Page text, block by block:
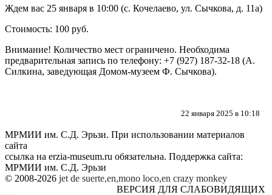
Ждем вас 25 января в 10:00 (с. Кочелаево, ул. Сычкова, д. 11а)
Стоимость: 100 руб.
Внимание! Количество мест ограничено. Необходима
предварительная запись по телефону: +7 (927) 187-32-18 (А.
Силкина, заведующая Домом-музеем Ф. Сычкова).
22 января 2025 в 10:18
МРМИИ им. С.Д. Эрьзи. При использовании материалов
сайта
ссылка на erzia-museum.ru обязательна. Поддержка сайта:
МРМИИ им. С.Д. Эрьзи
© 2008-2026 jet de suerte,en,mono loco,en crazy monkey
ВЕРСИЯ ДЛЯ СЛАБОВИДЯЩИХ